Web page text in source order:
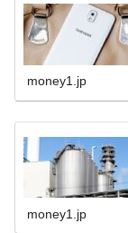
money1.jp
money1.jp